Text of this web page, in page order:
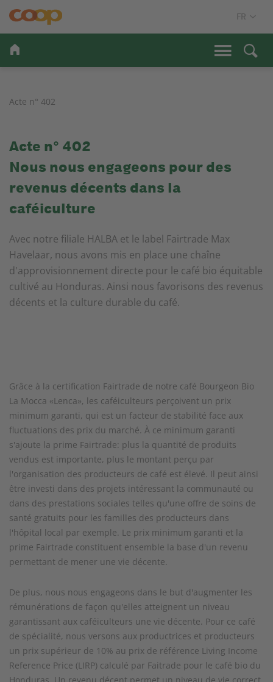
Acte n° 402
Acte n° 402
Nous nous engageons pour des
revenus décents dans la
caféiculture
Avec notre filiale HALBA et le label Fairtrade Max
Havelaar, nous avons mis en place une chaîne
d'approvisionnement directe pour le café bio équitable
cultivé au Honduras. Ainsi nous favorisons des revenus
décents et la culture durable du café.
Grâce à la certification Fairtrade de notre café Bourgeon Bio
La Mocca «Lenca», les caféiculteurs perçoivent un prix
minimum garanti, qui est un facteur de stabilité face aux
fluctuations des prix du marché. À ce minimum garanti
s'ajoute la prime Fairtrade: plus la quantité de produits
vendus est importante, plus le montant perçu par
l'organisation des producteurs de café est élevé. Il peut ainsi
être investi dans des projets intéressant la communauté ou
dans des prestations sociales telles qu'une offre de soins de
santé gratuits pour les familles des producteurs dans
l'hôpital local par exemple. Le prix minimum garanti et la
prime Fairtrade constituent ensemble la base d'un revenu
permettant de mener une vie décente.
De plus, nous nous engageons dans le but d'augmenter les
rémunérations de façon qu'elles atteignent un niveau
garantissant aux caféiculteurs une vie décente. Pour ce café
de spécialité, nous versons aux productrices et producteurs
un prix supérieur de 10% au prix de référence Living Income
Reference Price (LIRP) calculé par Faitrade pour le café bio du